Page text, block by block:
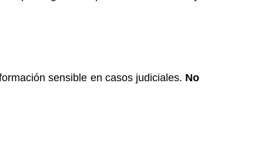
sensible en casos judiciales. No